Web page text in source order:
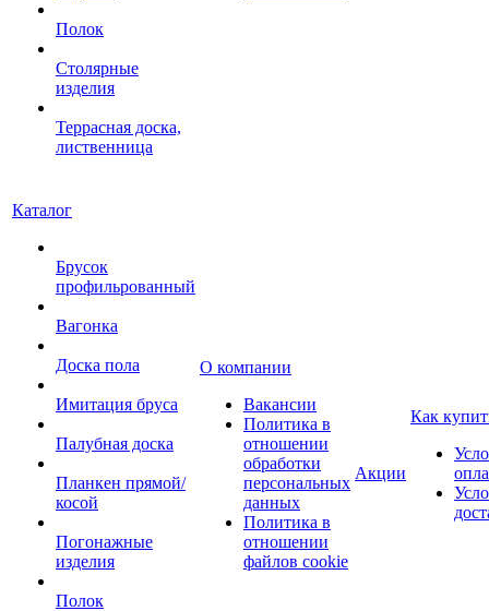
Полок
Столярные
изделия
Террасная доска,
лиственница
Каталог
Брусок
профильрованный
Вагонка
Доска пола
Имитация бруса
Палубная доска
Планкен прямой/
косой
Погонажные
изделия
Полок
О компании
Вакансии
Политика в
отношении
обработки
персональных
данных
Политика в
отношении
файлов cookie
Акции
Как